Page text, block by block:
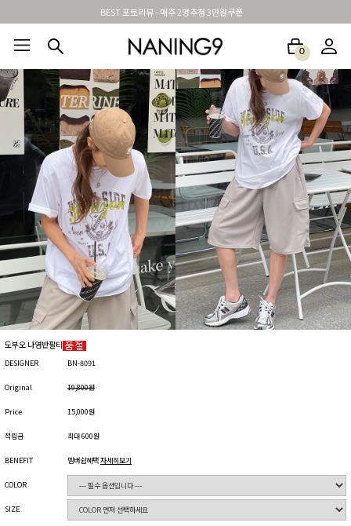
BEST 포토리뷰 - 매주 2명추첨 3만원쿠폰
0
BEST100🤍 NEW5% 베스트재진행 썸머여행룩 아울렛 하객&모임룩
도부오 나염반팔티
DESIGNER BN-8091
Original 19,800원
Price 15,000원
적립금 최대 600원
BENEFIT 멤버쉽혜택자세히보기
COLOR
SIZE